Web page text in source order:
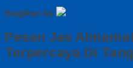
Bagikan ke
Pesan Jas
Terpercaya Di